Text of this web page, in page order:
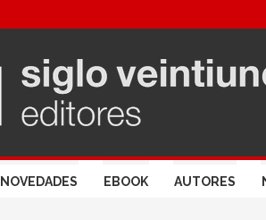
NOVEDADES EBOOK AUTORES